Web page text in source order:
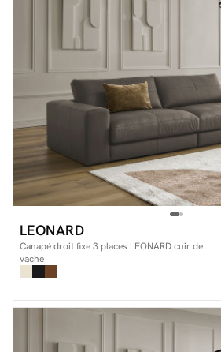
LEONARD
Canapé droit fixe 3 places LEONARD cuir de
vache